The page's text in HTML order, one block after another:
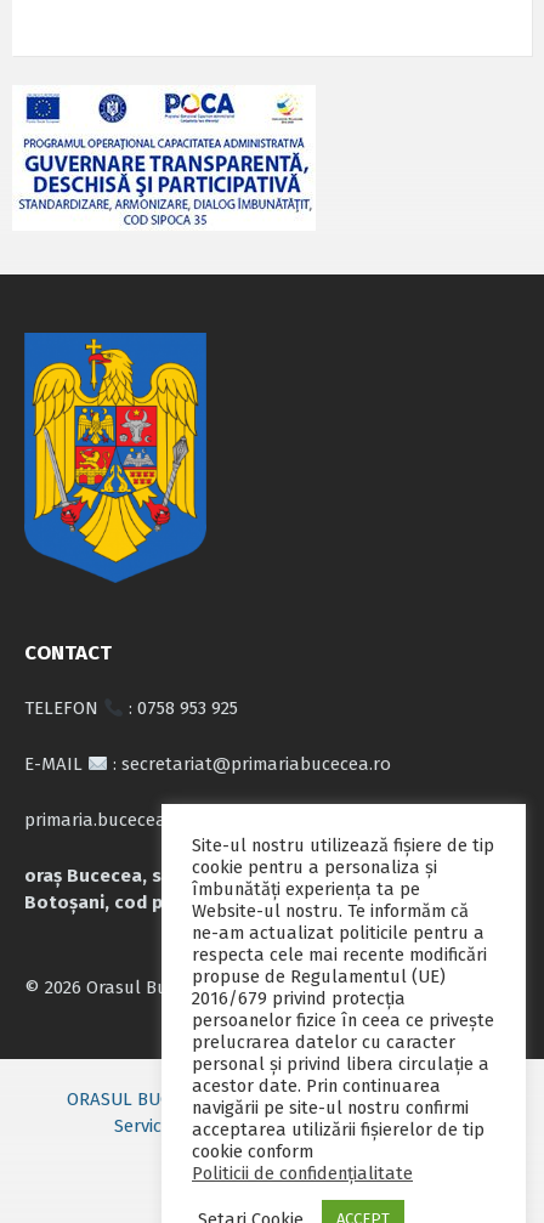
CONTACT
TELEFON : 0758 953 925
E-MAIL : secretariat@primariabucecea.ro
primaria.bucecea@yahoo.com
oraș Bucecea, str. Calea Națională nr.71, județul
Botoșani, cod poștal 717045
© 2026 Orasul Bucecea
ORASUL BUCECEA Primarie nou
Consiliul local
Servicii publice
Contact
Fii pregatit
Monitorul oficial local
Site-ul nostru utilizează fişiere de tip
cookie pentru a personaliza și
îmbunătăți experiența ta pe
Website-ul nostru. Te informăm că
ne-am actualizat politicile pentru a
respecta cele mai recente modificări
propuse de Regulamentul (UE)
2016/679 privind protecția
persoanelor fizice în ceea ce privește
prelucrarea datelor cu caracter
personal și privind libera circulație a
acestor date. Prin continuarea
navigării pe site-ul nostru confirmi
acceptarea utilizării fişierelor de tip
cookie conform
Politicii de confidențialitate
ACCEPT